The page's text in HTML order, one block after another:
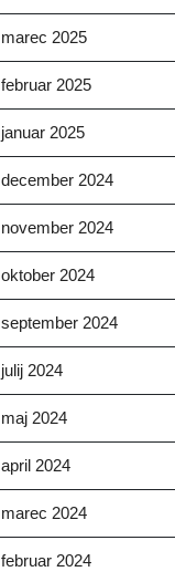
marec 2025
februar 2025
januar 2025
december 2024
november 2024
oktober 2024
september 2024
julij 2024
maj 2024
april 2024
marec 2024
februar 2024